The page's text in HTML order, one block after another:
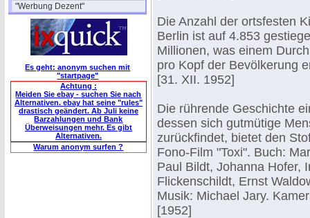
"Werbung Dezent"
Es geht: anonym suchen mit
"startpage"
Achtung :
Meiden Sie ebay - suchen Sie nach
Alternativen. ebay hat seine "rules"
drastisch geändert. Ab Juli keine
Barzahlungen und Bank
Überweisungen mehr. Es gibt
Alternativen.
Warum anonym surfen ?
Die Anzahl der ortsfesten
Berlin ist auf 4.853
Millionen, was einem
pro Kopf der Bevölkerung
[31. XII. 1952]
Die rührende Geschichte
dessen sich gutmütige
zurückfindet, bietet den
Fono-Film "Toxi". Buch:
Paul Bildt, Johanna Hofer,
Flickenschildt, Ernst
Musik: Michael Jary.
[1952]